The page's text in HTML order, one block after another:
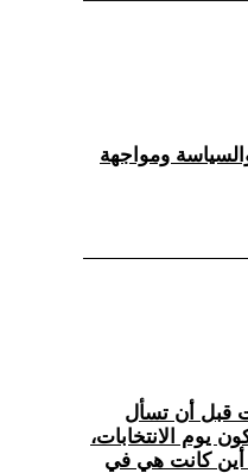
ومواجهة
قبل أن تسأل
يوم الانتخابات،
كانت هي في